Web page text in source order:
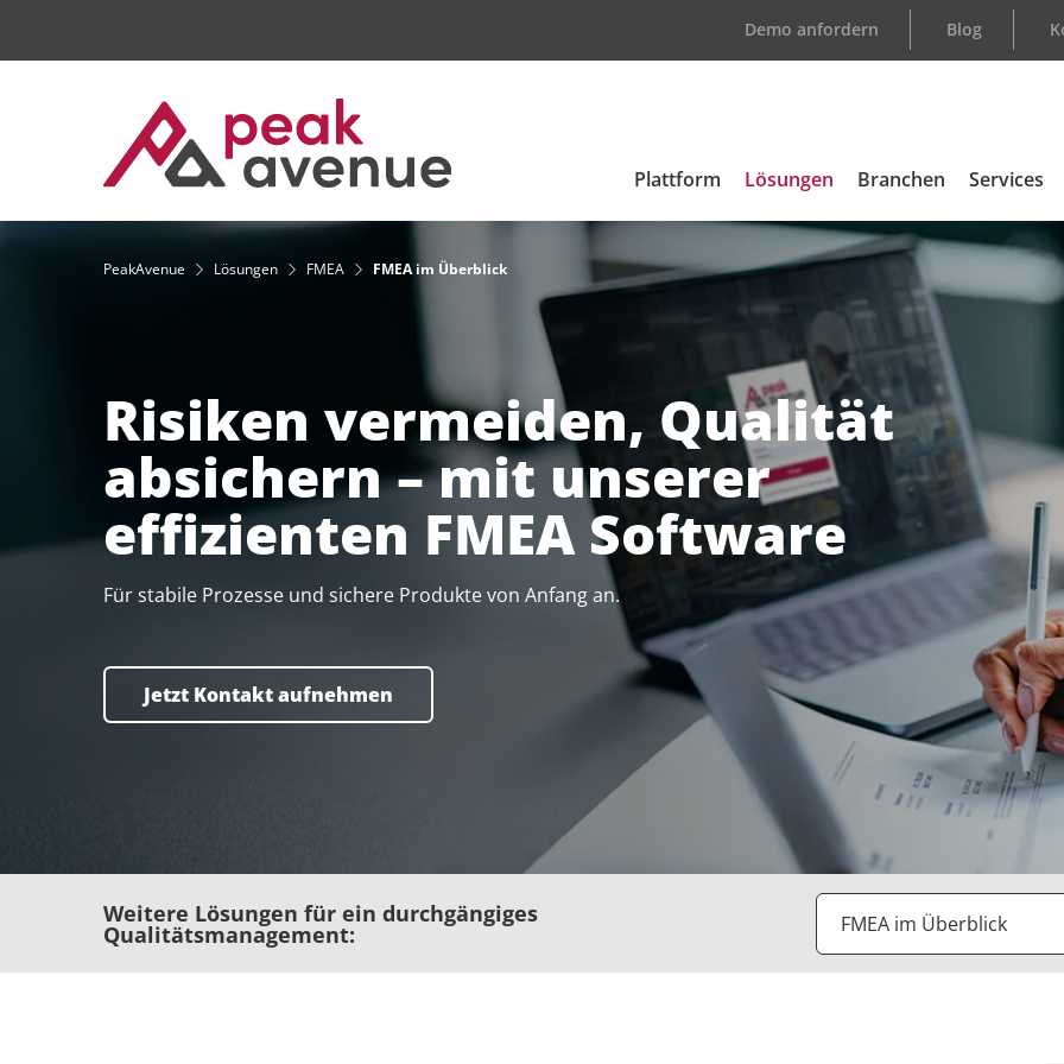
Demo anfordern Blog
Plattform
Technologie
Digital Thread
Lösungen
RAMS Management
HIGHLIGHTS
Branchen
Übersicht
Automotive
Medizintechnik
Elektronik
Aerospace & Defense
Services
Support
Certified
Risiken vermeiden, Qualität
absichern – mit unserer
effizienten FMEA Software
Für stabile Prozesse und sichere Produkte von Anfang an.
Jetzt Kontakt aufnehmen
PeakAvenue Lösungen FMEA FMEA im Überblick
Weitere Lösungen für ein durchgängiges
Qualitätsmanagement: FMEA im Überblick